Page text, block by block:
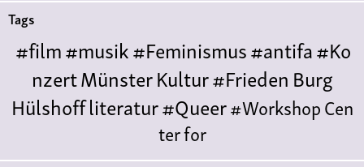
Tags
#film#musik#Feminismus#antifa#Ko
nzertMünsterKultur#FriedenBurg
Hülshoffliteratur#Queer#WorkshopCen
ter for
LiteraturePolyamoriePolytreff#liveKonzert